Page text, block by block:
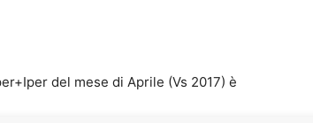
del mese di Aprile (Vs 2017) è